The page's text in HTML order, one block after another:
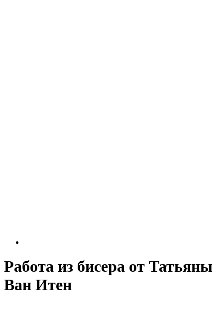
Работа из бисера от Татьяны
Ван Итен